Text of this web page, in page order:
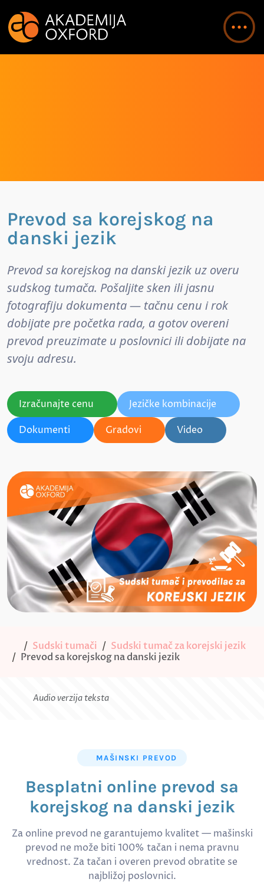
Prevod sa korejskog na
danski jezik
Prevod sa korejskog na danski jezik uz overu
sudskog tumača. Pošaljite sken ili jasnu
fotografiju dokumenta — tačnu cenu i rok
dobijate pre početka rada, a gotov overeni
prevod preuzimate u poslovnici ili dobijate na
svoju adresu.
Izračunajte cenu
Jezičke kombinacije
Dokumenti
Gradovi Video
Sudski tumači
Sudski tumač za korejski jezik
Prevod sa korejskog na danski jezik
Audio verzija teksta
MAŠINSKI PREVOD
Besplatni online prevod sa
korejskog na danski jezik
Za online prevod ne garantujemo kvalitet — mašinski
prevod ne može biti 100% tačan i nema pravnu
vrednost. Za tačan i overen prevod obratite se
najbližoj poslovnici.